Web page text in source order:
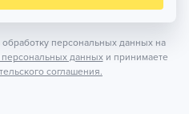
персональных данных на
персональных данных и принимаете
соглашения.